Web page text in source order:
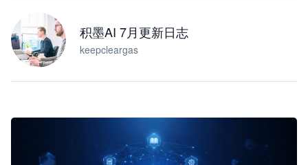
积墨AI 7月更新日志
keepcleargas